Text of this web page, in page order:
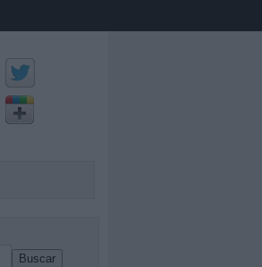
Buscar